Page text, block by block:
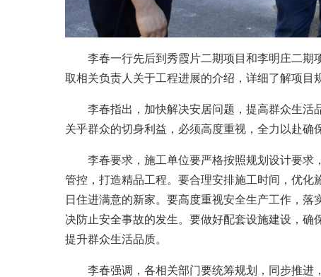
李春一行先后到秀霞片二期项目和李明庄二期
取相关负责人关于工程进展的介绍，详细了解项目
李春指出，加快解决安居问题，提高群众生活
关乎群众的切身利益，必须高度重视，全力以赴确
李春要求，施工单位要严格按照规划设计要求
管控，打造精品工程。要合理安排施工时间，优
日住进满意的新家。要高度重视安全生产工作，
决防止安全事故的发生。要做好配套设施建设，确
提升群众生活品质。
李春强调，各相关部门要统筹规划，同步推进